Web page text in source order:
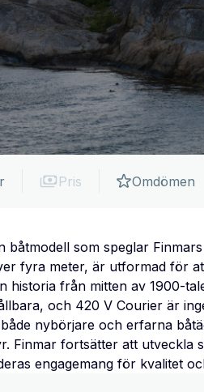
Pris Omdömen
båtmodell som speglar
fyra meter, är utformad för
historia från mitten av 1900-
och 420 V Courier är
nybörjare och erfarna
Finmar fortsätter att
engagemang för kvalitet